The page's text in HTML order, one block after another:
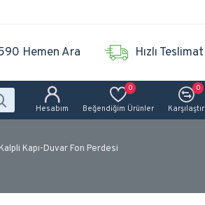
Hemen Ara Hızlı Teslimat
Hesabım Beğendiğim Ürünler
0
Karşılaştır
0
Kapı-Duvar Fon Perdesi